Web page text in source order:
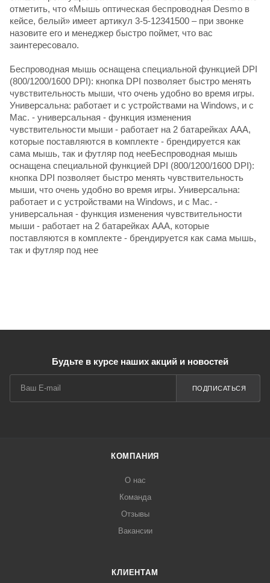
отметить, что «Мышь оптическая беспроводная Desmo в
кейсе, белый» имеет артикул 3-5-12341500 – при звонке
назовите его и менеджер быстро поймет, что вас
заинтересовало.
Беспроводная мышь оснащена специальной функцией DPI
(800/1200/1600 DPI): кнопка DPI позволяет быстро менять
чувствительность мыши, что очень удобно во время игры.
Универсальна: работает и с устройствами на Windows, и с
Mac. - универсальная - функция изменения
чувствительности мыши - работает на 2 батарейках ААА,
которые поставляются в комплекте - брендируется как
сама мышь, так и футляр под нееБеспроводная мышь
оснащена специальной функцией DPI (800/1200/1600 DPI):
кнопка DPI позволяет быстро менять чувствительность
мыши, что очень удобно во время игры. Универсальна:
работает и с устройствами на Windows, и с Mac. -
универсальная - функция изменения чувствительности
мыши - работает на 2 батарейках ААА, которые
поставляются в комплекте - брендируется как сама мышь,
так и футляр под нее
Будьте в курсе наших акций и новостей
ПОДПИСАТЬСЯ
КОМПАНИЯ
О нас
Команда
Отзывы
Вакансии
КЛИЕНТАМ